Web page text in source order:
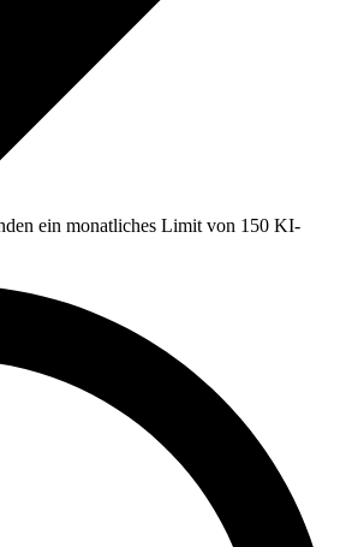
ein monatliches Limit von 150 KI-